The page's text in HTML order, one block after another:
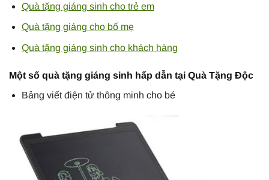
Quà tặng giáng sinh cho trẻ em
Quà tặng giáng cho bố mẹ
Quà tặng giáng sinh cho khách hàng
Một số quà tặng giáng sinh hấp dẫn tại Quà Tặng Độc
Bảng viết điện tử thông minh cho bé